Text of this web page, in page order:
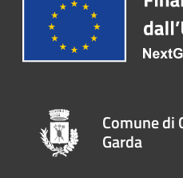
Comune di
Garda